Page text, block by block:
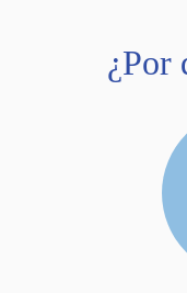
¿Por